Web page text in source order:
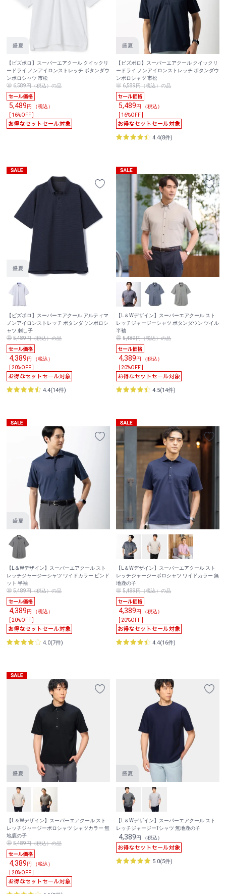
【ビズポロ】スーパーエアクール クイックリ
ードライ ノンアイロンストレッチ ボタンダウ
ンポロシャツ 市松
6,589円（税込）の品
5,489円 （税込）
[ 16%OFF ]
【ビズポロ】スーパーエアクール クイックリ
ードライ ノンアイロンストレッチ ボタンダウ
ンポロシャツ 市松
6,589円（税込）の品
5,489円 （税込）
[ 16%OFF ]
4.4(8件)
【ビズポロ】スーパーエアクール アルティマ
ノンアイロンストレッチ ボタンダウンポロシ
ャツ 刺し子
5,489円（税込）の品
4,389円 （税込）
[ 20%OFF ]
4.4(14件)
【L＆Wデザイン】スーパーエアクール スト
レッチジャージーシャツ ボタンダウン ツイル
半袖
5,489円（税込）の品
4,389円 （税込）
[ 20%OFF ]
4.5(14件)
【L＆Wデザイン】スーパーエアクール スト
レッチジャージーシャツ ワイドカラー ピンド
ット 半袖
5,489円（税込）の品
4,389円 （税込）
[ 20%OFF ]
4.0(7件)
【L＆Wデザイン】スーパーエアクール スト
レッチジャージーポロシャツ ワイドカラー 無
地鹿の子
5,489円（税込）の品
4,389円 （税込）
[ 20%OFF ]
4.4(16件)
【L＆Wデザイン】スーパーエアクール スト
レッチジャージーポロシャツ シャツカラー 無
地鹿の子
5,489円（税込）の品
4,389円 （税込）
[ 20%OFF ]
【L＆Wデザイン】スーパーエアクール スト
レッチジャージーTシャツ 無地鹿の子
4,389円 （税込）
5.0(5件)